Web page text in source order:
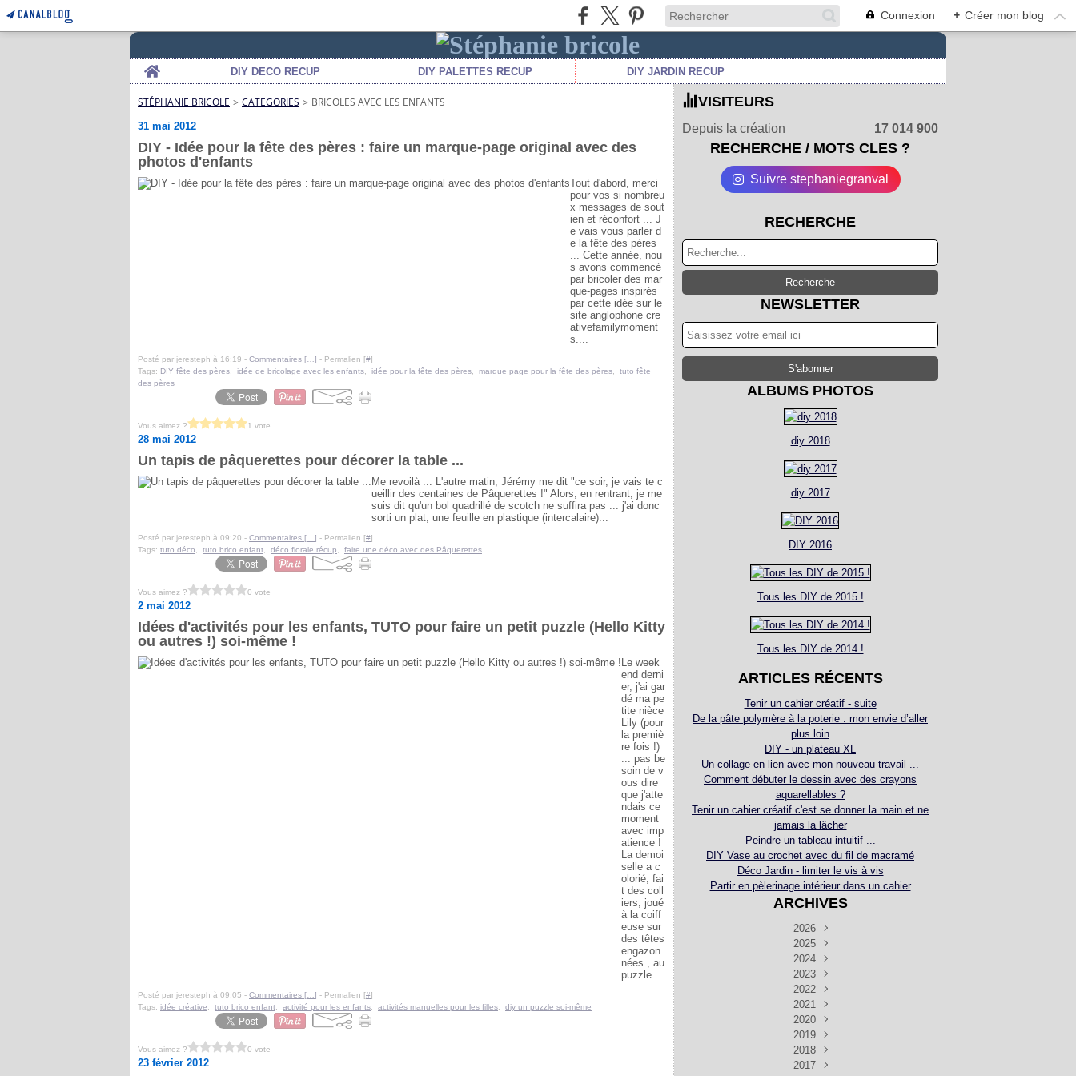
Connexion + Créer mon blog
Home
DIY DECO RECUP DIY PALETTES RECUP DIY JARDIN RECUP
STÉPHANIE BRICOLE > CATEGORIES > BRICOLES AVEC LES ENFANTS
31 mai 2012
DIY - Idée pour la fête des pères : faire un marque-page original avec des
photos d'enfants
Tout d'abord, merci
pour vos si nombreu
x messages de sout
ien et réconfort ... J
e vais vous parler d
e la fête des pères
... Cette année, nou
s avons commencé
par bricoler des mar
que-pages inspirés
par cette idée sur le
site anglophone cre
ativefamilymoment
s....
Posté par jeresteph à 16:19 - Commentaires [ ] - Permalien [#]
Tags: DIY fête des pères idée de bricolage avec les enfants idée pour la fête des pères marque page pour la fête des pères
tuto fête
des pères
Vous aimez ? 1 vote
28 mai 2012
Un tapis de pâquerettes pour décorer la table ...
Me revoilà ... L'autre matin, Jérémy me dit "ce soir, je vais te c
ueillir des centaines de Pâquerettes !" Alors, en rentrant, je me
suis dit qu'un bol quadrillé de scotch ne suffira pas ... j'ai donc
sorti un plat, une feuille en plastique (intercalaire)...
Posté par jeresteph à 09:20 - Commentaires [ ] - Permalien [#]
Tags: tuto déco tuto brico enfant déco florale récup faire une déco avec des Pâquerettes
Vous aimez ? 0 vote
2 mai 2012
Idées d'activités pour les enfants, TUTO pour faire un petit puzzle (Hello Kitty
ou autres !) soi-même !
Le week
end derni
er, j'ai gar
dé ma pe
tite nièce
Lily (pour
la premiè
re fois !)
... pas be
soin de v
ous dire
que j'atte
ndais ce
moment
avec imp
atience !
La demoi
selle a c
olorié, fai
t des coll
iers, joué
à la coiff
euse sur
des têtes
engazon
nées , au
puzzle...
Posté par jeresteph à 09:05 - Commentaires [ ] - Permalien [#]
Tags: idée créative tuto brico enfant activité pour les enfants activités manuelles pour les filles diy un puzzle soi-même
Vous aimez ? 0 vote
23 février 2012
VISITEURS
Depuis la création 17 014 900
RECHERCHE / MOTS CLES ?
Suivre stephaniegranval
RECHERCHE
NEWSLETTER
ALBUMS PHOTOS
diy 2018
diy 2017
DIY 2016
Tous les DIY de 2015 !
Tous les DIY de 2014 !
ARTICLES RÉCENTS
Tenir un cahier créatif - suite
De la pâte polymère à la poterie : mon envie d’aller
plus loin
DIY - un plateau XL
Un collage en lien avec mon nouveau travail ...
Comment débuter le dessin avec des crayons
aquarellables ?
Tenir un cahier créatif c'est se donner la main et ne
jamais la lâcher
Peindre un tableau intuitif ...
DIY Vase au crochet avec du fil de macramé
Déco Jardin - limiter le vis à vis
Partir en pèlerinage intérieur dans un cahier
ARCHIVES
2026
Juillet(5)
Juin
(4)
Mai
(3)
Avril
(3)
Mars
(3)
Janvier(1)
2025
Décembre
Novembre
Octobre
Septembre
Août
(1)
Juillet(2)
Juin
(1)
Mai
(1)
2024
Décembre
Novembre
Octobre
Septembre
Août
(2)
Juillet(4)
Juin
(4)
2023
Décembre
Novembre
Octobre
Septembre
Août
(2)
Juillet(1)
2022
Décembre
Novembre
Octobre
Septembre
Août
(4)
2021
Décembre
Novembre
Septembre
Août
(2)
2020
Décembre
Novembre
Octobre
2019
Décembre
Novembre
2018
Décembre
2017